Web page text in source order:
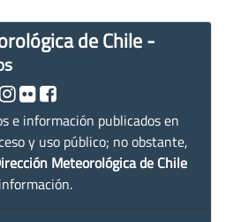
de Chile -
e información publicados en
y uso público; no obstante,
Meteorológica de Chile